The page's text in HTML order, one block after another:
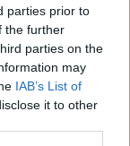
parties prior to
the further
parties on the
may
IAB’s List of
it to other
Οκτωβρίου,
στη
Airbnb.
στον